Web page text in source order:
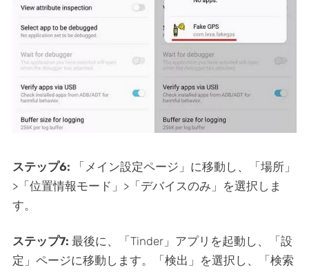
ステップ6:
「メイン設定ページ」に移動し、「場所」
>「位置情報モード」>「デバイスのみ」を選択しま
す。
ステップ7: 最後に、「Tinder」アプリを起動し、「設
定」ページに移動します。「検出」を選択し、「検索